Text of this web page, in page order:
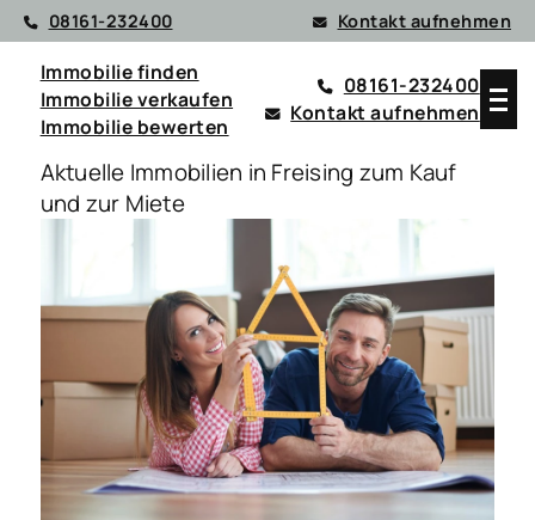
08161-232400 Kontakt aufnehmen
Immobilie finden
Immobilie verkaufen
Immobilie bewerten
08161-232400
Kontakt aufnehmen
Aktuelle Immobilien in Freising zum Kauf
und zur Miete